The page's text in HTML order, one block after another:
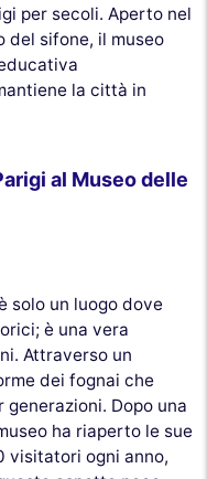
per secoli. Aperto nel
del sifone, il museo
la città in
al Museo delle
solo un luogo dove
è una vera
Attraverso un
dei fognai che
Dopo una
ha riaperto le sue
visitatori ogni anno,